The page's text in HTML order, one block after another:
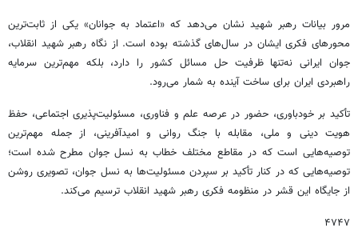
مرور بیانات رهبر شهید نشان می‌دهد که «اعتماد به جوانان» یکی از ثابت‌ترین
محورهای فکری ایشان در سال‌های گذشته بوده است. از نگاه رهبر شهید انقلاب،
جوان ایرانی نه‌تنها ظرفیت حل مسائل کشور را دارد، بلکه مهم‌ترین سرمایه
راهبردی ایران برای ساخت آینده به شمار می‌رود.
تأکید بر خودباوری، حضور در عرصه علم و فناوری، مسئولیت‌پذیری اجتماعی، حفظ
هویت دینی و ملی، مقابله با جنگ روانی و امیدآفرینی، از جمله مهم‌ترین
توصیه‌هایی است که در مقاطع مختلف خطاب به نسل جوان مطرح شده است؛
توصیه‌هایی که در کنار تأکید بر سپردن مسئولیت‌ها به نسل جوان، تصویری روشن
از جایگاه این قشر در منظومه فکری رهبر شهید انقلاب ترسیم می‌کند.
۴۷۴۷